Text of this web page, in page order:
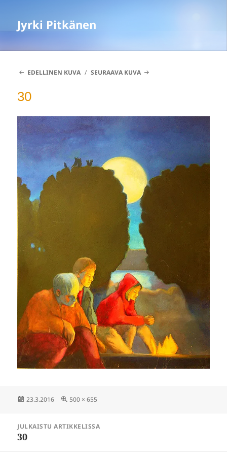
Jyrki Pitkänen
EDELLINEN KUVA SEURAAVA KUVA
30
Julkaistu
23.3.2016 Täysikokoinen
500 × 655
selaus
JULKAISTU ARTIKKELISSA
30